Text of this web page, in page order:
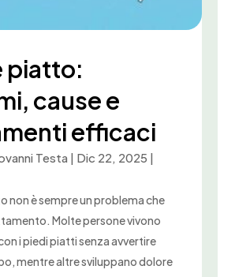
piatto:
cause e
efficaci
Testa | Dic 22, 2025 |
non è sempre un problema che
Molte persone vivono
i piedi piatti senza avvertire
mentre altre sviluppano dolore